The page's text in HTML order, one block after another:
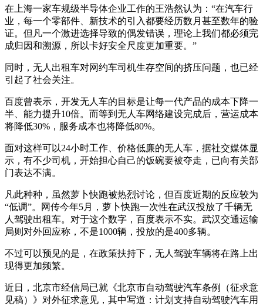
在上海一家车规级半导体企业工作的王浩然认为：“在汽车行
业，每一个零部件、新技术的引入都要经历数月甚至数年的验
证。但凡一个激进选择导致的偶发错误，理论上我们都必须完
成归因和溯源，所以卡好安全尺度更加重要。”
同时，无人出租车对网约车司机生存空间的挤压问题，也已经
引起了社会关注。
百度曾表示，开发无人车的目标是让每一代产品的成本下降一
半、能力提升10倍。而等到无人车网络建设完成后，营运成本
将降低30%，服务成本也将降低80%。
面对这样可以24小时工作、价格低廉的无人车，据社交媒体显
示，有不少司机，开始担心自己的饭碗要被夺走，已向有关部
门表达不满。
凡此种种，虽然萝卜快跑被热烈讨论，但百度近期的反应较为
“低调”。网传今年5月，萝卜快跑一次性在武汉投放了千辆无
人驾驶出租车。对于这个数字，百度表示不实。武汉交通运输
局则对外回应称，不是1000辆，投放的是400多辆。
不过可以预见的是，在政策扶持下，无人驾驶车辆将在路上出
现得更加频繁。
近日，北京市经信局已就《北京市自动驾驶汽车条例（征求意
见稿）》对外征求意见，其中写道：计划支持自动驾驶汽车用